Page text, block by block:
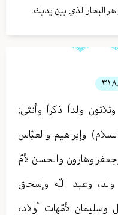
البحار الذي بين يديك.
ولداً ذكراً وأنثی:
وإبراهيم والعبّاس
وهارون والحسن لأمّ
وعبد الله وإسحاق
لأمّهات أولاد،